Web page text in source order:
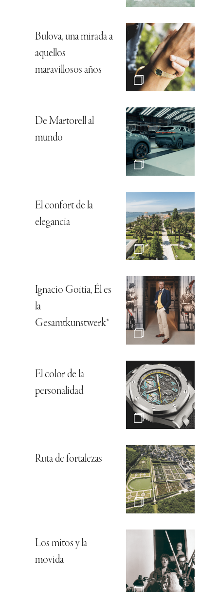
Bulova, una mirada a
aquellos
maravillosos años
De Martorell al
mundo
El confort de la
elegancia
Ignacio Goitia, Él es
la
Gesamtkunstwerk*
El color de la
personalidad
Ruta de fortalezas
Los mitos y la
movida